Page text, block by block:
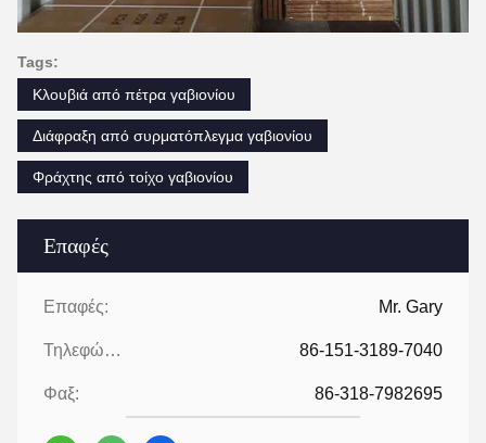
Επαφές
Επαφές: Mr. Gary
Τηλεφώνημα: 86-151-3189-7040
Φαξ: 86-318-7982695
Tags:
Κλουβιά από πέτρα γαβιονίου
Διάφραξη από συρματόπλεγμα γαβιονίου
Φράχτης από τοίχο γαβιονίου